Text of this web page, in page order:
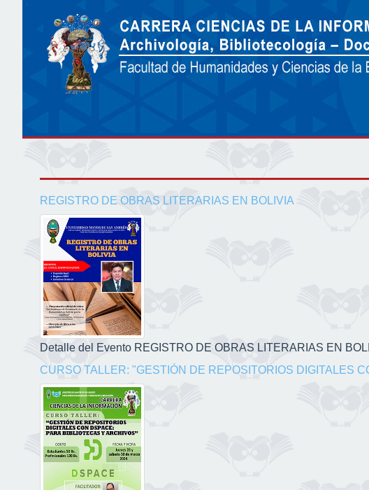
REGISTRO DE OBRAS LITERARIAS EN BOLIVIA
Detalle del Evento REGISTRO DE OBRAS LITERARIAS EN
CURSO TALLER: "GESTIÓN DE REPOSITORIOS DIGITALES